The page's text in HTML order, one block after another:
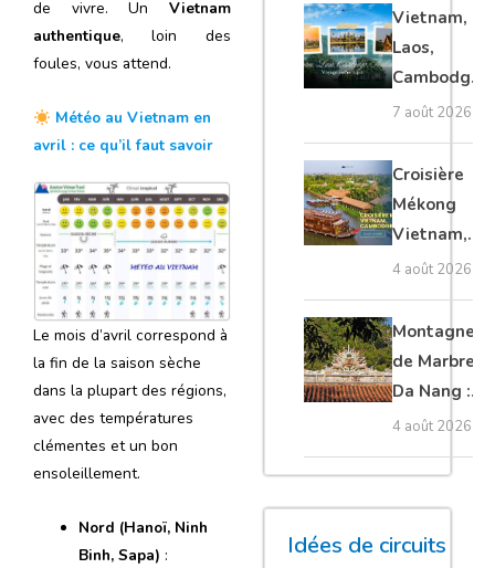
de vivre. Un Vietnam
authentique, loin des
foules, vous attend.
Météo au Vietnam en
avril : ce qu’il faut savoir
Le mois d’avril correspond à
la fin de la saison sèche
dans la plupart des régions,
avec des températures
clémentes et un bon
ensoleillement.
Nord (Hanoï, Ninh
Binh, Sapa) :
guide
complet
Vietnam,
Laos,
Cambodge,
Thaïlande :
voyage
authentique
7 août 2026
Croisière
Mékong
Vietnam,
Cambodge
et Laos :
guide
complet
4 août 2026
Montagnes
de Marbre à
Da Nang :
que voir et
comment
organiser sa
visite ?
4 août 2026
Idées de circuits